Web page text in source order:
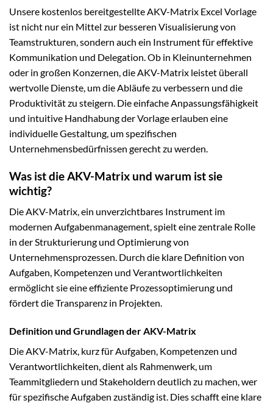
Unsere kostenlos bereitgestellte AKV-Matrix Excel Vorlage
ist nicht nur ein Mittel zur besseren Visualisierung von
Teamstrukturen, sondern auch ein Instrument für effektive
Kommunikation und Delegation. Ob in Kleinunternehmen
oder in großen Konzernen, die AKV-Matrix leistet überall
wertvolle Dienste, um die Abläufe zu verbessern und die
Produktivität zu steigern. Die einfache Anpassungsfähigkeit
und intuitive Handhabung der Vorlage erlauben eine
individuelle Gestaltung, um spezifischen
Unternehmensbedürfnissen gerecht zu werden.
Was ist die AKV-Matrix und warum ist sie
wichtig?
Die AKV-Matrix, ein unverzichtbares Instrument im
modernen Aufgabenmanagement, spielt eine zentrale Rolle
in der Strukturierung und Optimierung von
Unternehmensprozessen. Durch die klare Definition von
Aufgaben, Kompetenzen und Verantwortlichkeiten
ermöglicht sie eine effiziente Prozessoptimierung und
fördert die Transparenz in Projekten.
Definition und Grundlagen der AKV-Matrix
Die AKV-Matrix, kurz für Aufgaben, Kompetenzen und
Verantwortlichkeiten, dient als Rahmenwerk, um
Teammitgliedern und Stakeholdern deutlich zu machen, wer
für spezifische Aufgaben zuständig ist. Dies schafft eine klare